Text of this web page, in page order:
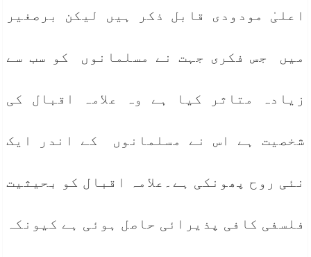
اعلیٰ مودودی قابل ذکر ہیں لیکن برصغیر
میں جس فکری جہت نے مسلمانوں کو سب سے
زیادہ متاثر کیا ہے وہ علامہ اقبال کی
شخصیت ہے اس نے مسلمانوں کے اندر ایک
نئی روح پھونکی ہے۔علامہ اقبال کو بحیثیت
فلسفی کافی پذیرائی حاصل ہوئی ہے کیونکہ